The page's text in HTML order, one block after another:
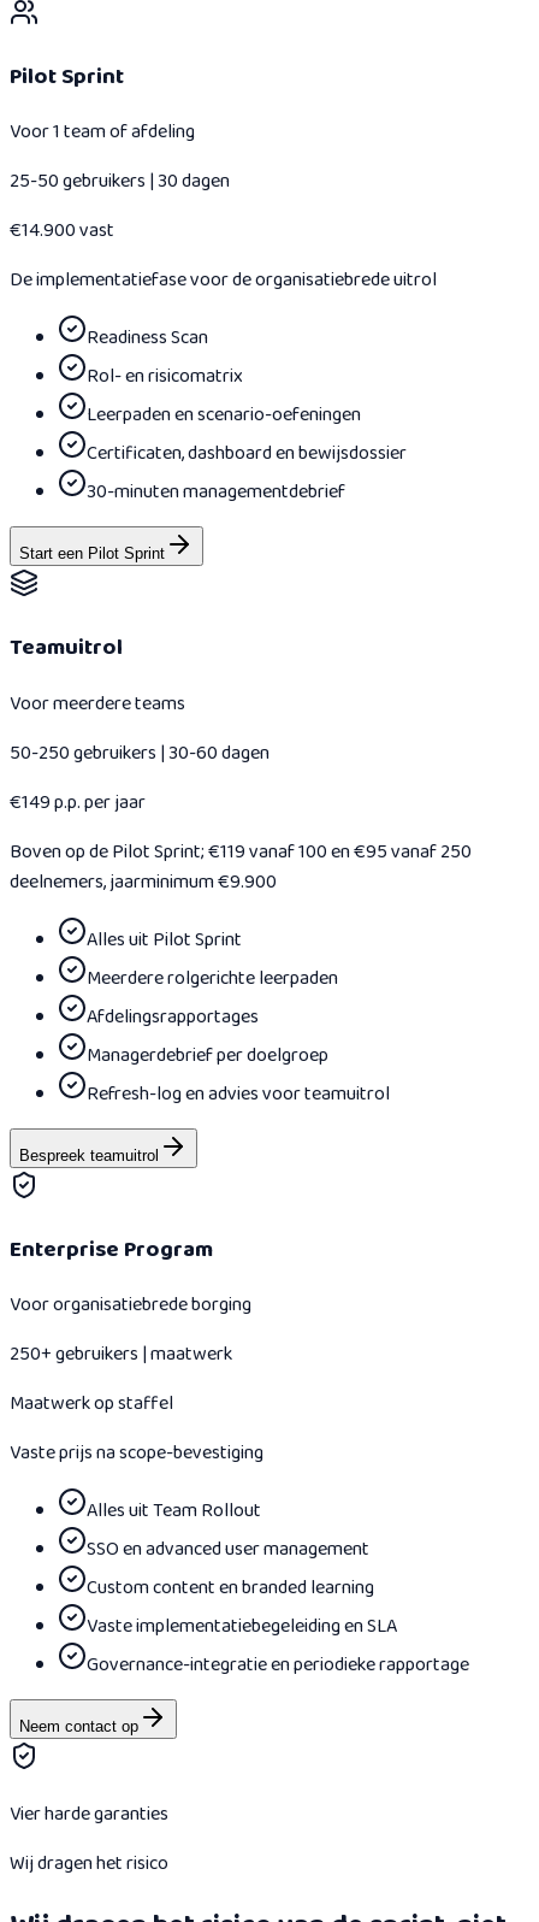
Pilot Sprint
Voor 1 team of afdeling
25-50 gebruikers | 30 dagen
€14.900 vast
De implementatiefase voor de organisatiebrede uitrol
Readiness Scan
Rol- en risicomatrix
Leerpaden en scenario-oefeningen
Certificaten, dashboard en bewijsdossier
30-minuten managementdebrief
Start een Pilot Sprint
Teamuitrol
Voor meerdere teams
50-250 gebruikers | 30-60 dagen
€149 p.p. per jaar
Boven op de Pilot Sprint; €119 vanaf 100 en €95 vanaf 250
deelnemers, jaarminimum €9.900
Alles uit Pilot Sprint
Meerdere rolgerichte leerpaden
Afdelingsrapportages
Managerdebrief per doelgroep
Refresh-log en advies voor teamuitrol
Bespreek teamuitrol
Enterprise Program
Voor organisatiebrede borging
250+ gebruikers | maatwerk
Maatwerk op staffel
Vaste prijs na scope-bevestiging
Alles uit Team Rollout
SSO en advanced user management
Custom content en branded learning
Vaste implementatiebegeleiding en SLA
Governance-integratie en periodieke rapportage
Neem contact op
Vier harde garanties
Wij dragen het risico